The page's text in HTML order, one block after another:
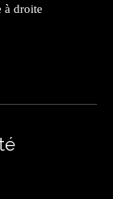
à droite